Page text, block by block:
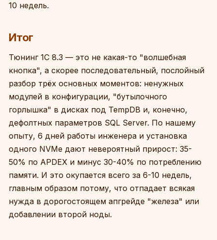
10 недель.
Итог
Тюнинг 1С 8.3 — это не какая-то "волшебная
кнопка", а скорее последовательный, послойный
разбор трёх основных моментов: ненужных
модулей в конфигурации, "бутылочного
горлышка" в дисках под TempDB и, конечно,
дефолтных параметров SQL Server. По нашему
опыту, 6 дней работы инженера и установка
одного NVMe дают невероятный прирост: 35-
50% по APDEX и минус 30-40% по потреблению
памяти. И это окупается всего за 6-10 недель,
главным образом потому, что отпадает всякая
нужда в дорогостоящем апгрейде "железа" или
добавлении второй ноды.